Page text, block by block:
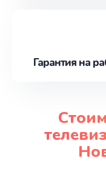
Гарантия на